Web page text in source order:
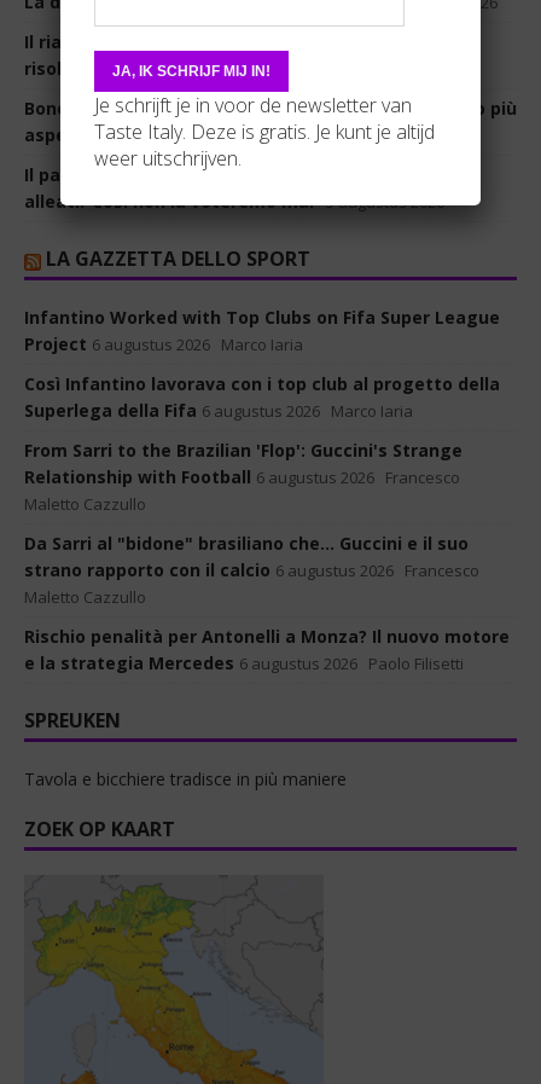
Il riarmo agita il campo largo. Poi salta il voto sulla
risoluzione 5 augustus 2026
Bonelli: “La contesa a due fa danni, noi non vogliamo più
aspettare” 5 augustus 2026
Il pasticcio della risoluzione. Salvini avverte gli
alleati:“Così non la voteremo mai” 5 augustus 2026
LA GAZZETTA DELLO SPORT
Infantino Worked with Top Clubs on Fifa Super League
Project 6 augustus 2026 Marco Iaria
Così Infantino lavorava con i top club al progetto della
Superlega della Fifa 6 augustus 2026 Marco Iaria
From Sarri to the Brazilian 'Flop': Guccini's Strange
Relationship with Football 6 augustus 2026 Francesco
Maletto Cazzullo
Da Sarri al "bidone" brasiliano che... Guccini e il suo
strano rapporto con il calcio 6 augustus 2026 Francesco
Maletto Cazzullo
Rischio penalità per Antonelli a Monza? Il nuovo motore
e la strategia Mercedes 6 augustus 2026 Paolo Filisetti
SPREUKEN
Tavola e bicchiere tradisce in più maniere
ZOEK OP KAART
Je schrijft je in voor de newsletter van
Taste Italy. Deze is gratis. Je kunt je altijd
weer uitschrijven.